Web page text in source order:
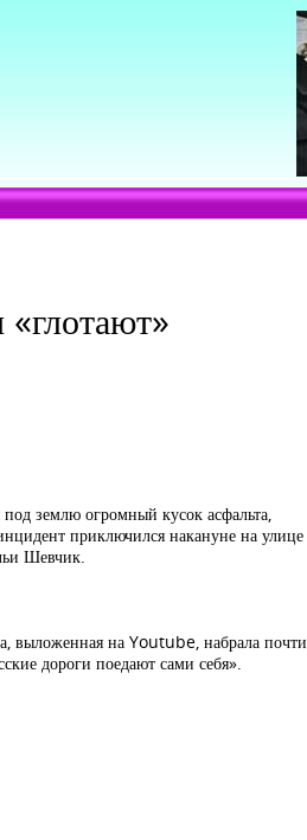
землю огромный кусок асфальта,
приключился накануне на улице
Шевчик.
выложенная на Youtube, набрала почти
дороги поедают сами себя».